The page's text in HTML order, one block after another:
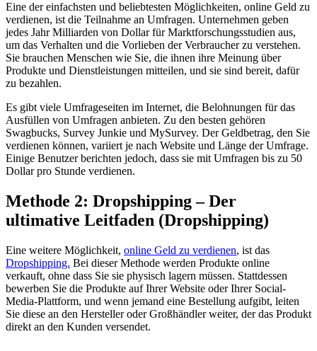
Eine der einfachsten und beliebtesten Möglichkeiten, online Geld zu
verdienen, ist die Teilnahme an Umfragen. Unternehmen geben
jedes Jahr Milliarden von Dollar für Marktforschungsstudien aus,
um das Verhalten und die Vorlieben der Verbraucher zu verstehen.
Sie brauchen Menschen wie Sie, die ihnen ihre Meinung über
Produkte und Dienstleistungen mitteilen, und sie sind bereit, dafür
zu bezahlen.
Es gibt viele Umfrageseiten im Internet, die Belohnungen für das
Ausfüllen von Umfragen anbieten. Zu den besten gehören
Swagbucks, Survey Junkie und MySurvey. Der Geldbetrag, den Sie
verdienen können, variiert je nach Website und Länge der Umfrage.
Einige Benutzer berichten jedoch, dass sie mit Umfragen bis zu 50
Dollar pro Stunde verdienen.
Methode 2: Dropshipping – Der
ultimative Leitfaden (Dropshipping)
Eine weitere Möglichkeit, online Geld zu verdienen, ist das
Dropshipping. Bei dieser Methode werden Produkte online
verkauft, ohne dass Sie sie physisch lagern müssen. Stattdessen
bewerben Sie die Produkte auf Ihrer Website oder Ihrer Social-
Media-Plattform, und wenn jemand eine Bestellung aufgibt, leiten
Sie diese an den Hersteller oder Großhändler weiter, der das Produkt
direkt an den Kunden versendet.